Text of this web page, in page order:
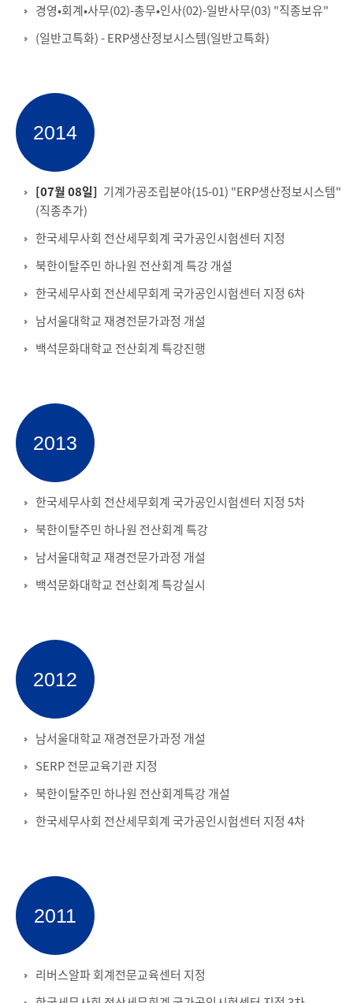
경영•회계•사무(02)-총무•인사(02)-일반사무(03) "직종보유"
(일반고특화) - ERP생산정보시스템(일반고특화)
2014
[07월 08일] 기계가공조립분야(15-01) "ERP생산정보시스템"
(직종추가)
한국세무사회 전산세무회계 국가공인시험센터 지정
북한이탈주민 하나원 전산회계 특강 개설
한국세무사회 전산세무회계 국가공인시험센터 지정 6차
남서울대학교 재경전문가과정 개설
백석문화대학교 전산회계 특강진행
2013
한국세무사회 전산세무회계 국가공인시험센터 지정 5차
북한이탈주민 하나원 전산회계 특강
남서울대학교 재경전문가과정 개설
백석문화대학교 전산회계 특강실시
2012
남서울대학교 재경전문가과정 개설
SERP 전문교육기관 지정
북한이탈주민 하나원 전산회계특강 개설
한국세무사회 전산세무회계 국가공인시험센터 지정 4차
2011
리버스알파 회계전문교육센터 지정